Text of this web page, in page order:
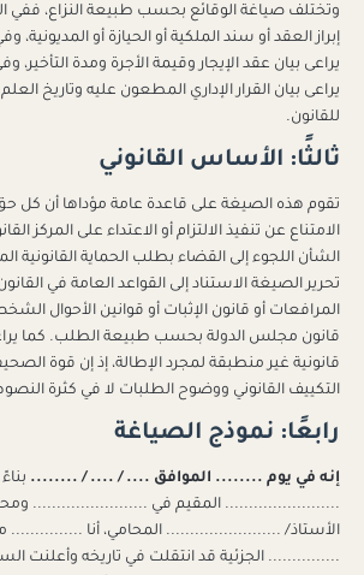
وتختلف صياغة الوقائع بحسب طبيعة النزاع، ففي
إبراز العقد أو سند الملكية أو الحيازة أو المديونية،
يراعى بيان عقد الإيجار وقيمة الأجرة ومدة
يراعى بيان القرار الإداري المطعون عليه وتاريخ
للقانون.
ثالثًا: الأساس القانوني
تقوم هذه الصيغة على قاعدة عامة مؤداها أن كل حق
الامتناع عن تنفيذ الالتزام أو الاعتداء على المركز
الشأن اللجوء إلى القضاء بطلب الحماية القانونية
تحرير الصيغة الاستناد إلى القواعد العامة في
المرافعات أو قانون الإثبات أو قوانين الأحوال
قانون مجلس الدولة بحسب طبيعة الطلب. كما
قانونية غير منطبقة لمجرد الإطالة، إذ إن قوة
التكييف القانوني ووضوح الطلبات لا في كثرة
رابعًا: نموذج الصياغة
إنه في يوم ........ الموافق .... / .... / ........
........................ المقيم في ........................
الأستاذ/ ........................ المحامي، أنا
............... الجزئية قد انتقلت في تاريخه وأعلنت